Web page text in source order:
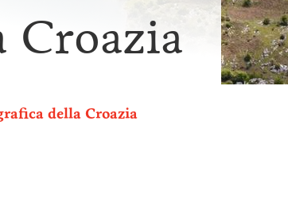
Croazia
della Croazia